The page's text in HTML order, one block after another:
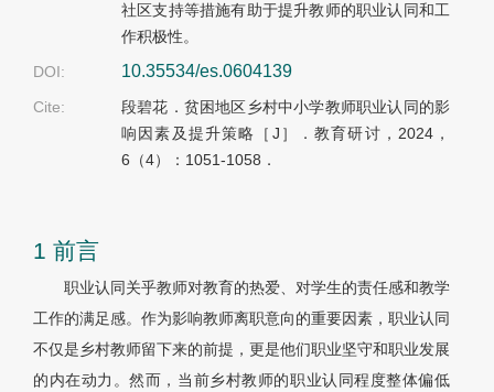
社区支持等措施有助于提升教师的职业认同和工
作积极性。
DOI:
10.35534/es.0604139
Cite:
段碧花．贫困地区乡村中小学教师职业认同的影
响因素及提升策略［J］．教育研讨，2024，
6（4）：1051-1058．
1 前言
职业认同关乎教师对教育的热爱、对学生的责任感和教学
工作的满足感。作为影响教师离职意向的重要因素，职业认同
不仅是乡村教师留下来的前提，更是他们职业坚守和职业发展
的内在动力。然而，当前乡村教师的职业认同程度整体偏低